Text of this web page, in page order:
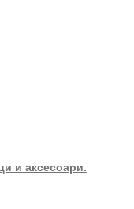
и аксесоари.